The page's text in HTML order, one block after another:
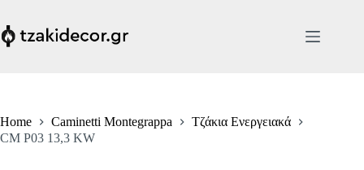
content
Home Caminetti Montegrappa
Τζάκια Ενεργειακά
CM P03 13,3 KW